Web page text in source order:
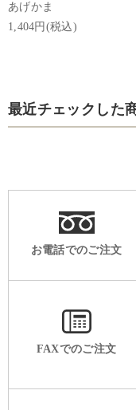
あげかま
1,404円(税込)
最近チェックした
お電話でのご注文
FAXでのご注文